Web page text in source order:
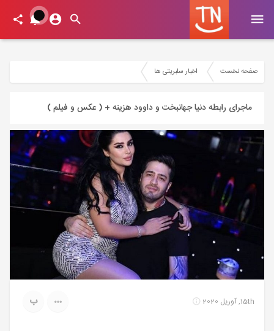
صفحه نخست اخبار سلبریتی ها
ماجرای رابطه دنیا جهانبخت و داوود هزینه + ( عکس و فیلم )
15th, آوریل 2020 ب